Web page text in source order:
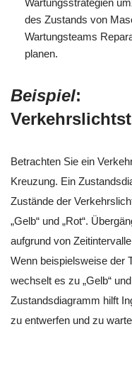
Wartungsstrategien
des Zustands von
Wartungsteams
planen.
Beispiel:
Betrachten Sie ein
Kreuzung. Ein
Zustände der
„Gelb“ und „Rot“.
aufgrund von
Wenn beispielsweise der
wechselt es zu „Gelb“
Zustandsdiagramm hilft
zu entwerfen und zu